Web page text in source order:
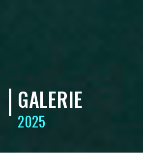
GALERIE
2025